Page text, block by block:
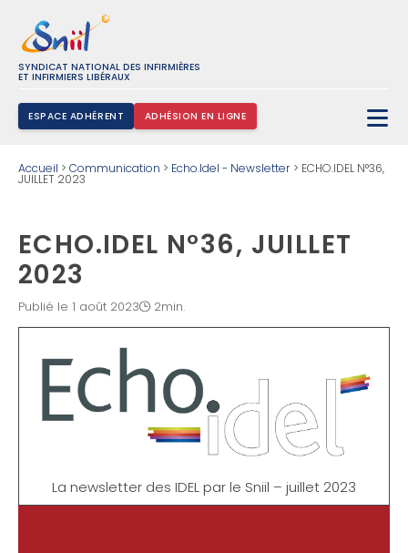
SYNDICAT NATIONAL DES INFIRMIÈRES
ET INFIRMIERS LIBÉRAUX
ESPACE ADHÉRENT ADHÉSION EN LIGNE
Accueil > Communication > Echo.Idel - Newsletter > ECHO.IDEL N°36,
JUILLET 2023
ECHO.IDEL N°36, JUILLET
2023
Publié le 1 août 2023 2min.
La newsletter des IDEL par le Sniil – juillet 2023